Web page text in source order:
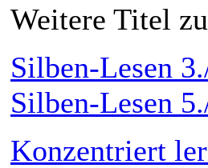
Weitere Titel
Silben-Lesen
Silben-Lesen
Konzentriert